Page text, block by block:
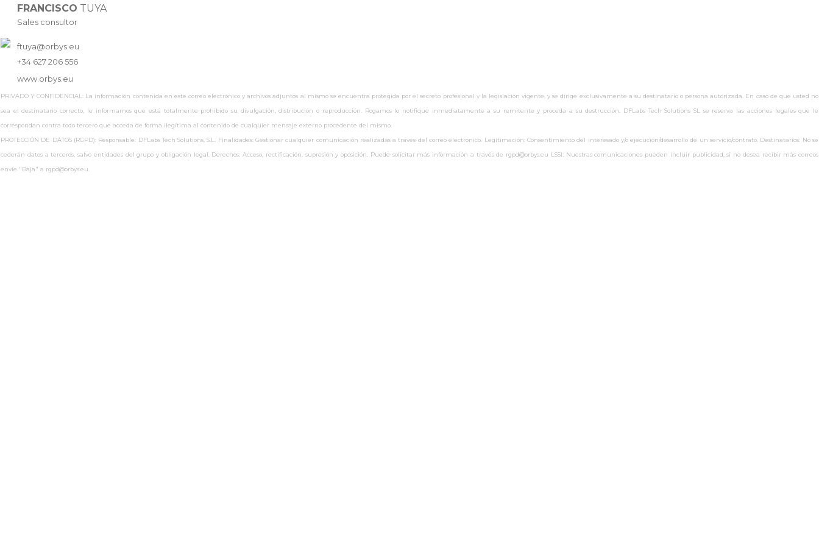
FRANCISCO TUYA
Sales consultor
ftuya@orbys.eu
+34 627 206 556
www.orbys.eu
PRIVADO Y CONFIDENCIAL: La información contenida en este correo electrónico y archivos adjuntos al mismo se encuentra protegida por el secreto profesional y la legislación vigente, y se dirige exclusivamente a su destinatario o persona autorizada. En caso de que usted no
sea el destinatario correcto, le informamos que está totalmente prohibido su divulgación, distribución o reproducción. Rogamos lo notifique inmediatamente a su remitente y proceda a su destrucción. DFLabs Tech Solutions SL se reserva las acciones legales que le
correspondan contra todo tercero que acceda de forma ilegítima al contenido de cualquier mensaje externo procedente del mismo.
PROTECCIÓN DE DATOS (RGPD): Responsable: DFLabs Tech Solutions, S.L. Finalidades: Gestionar cualquier comunicación realizadas a través del correo electrónico. Legitimación: Consentimiento del interesado y/o ejecución/desarrollo de un servicio/contrato. Destinatarios: No se
cederán datos a terceros, salvo entidades del grupo y obligación legal. Derechos: Acceso, rectificación, supresión y oposición. Puede solicitar más información a través de rgpd@orbys.eu LSSI: Nuestras comunicaciones pueden incluir publicidad, si no desea recibir más correos
envíe "Baja" a rgpd@orbys.eu.